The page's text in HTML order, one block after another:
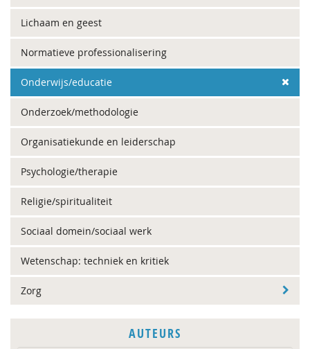
Lichaam en geest
Normatieve professionalisering
Onderwijs/educatie
Onderzoek/methodologie
Organisatiekunde en leiderschap
Psychologie/therapie
Religie/spiritualiteit
Sociaal domein/sociaal werk
Wetenschap: techniek en kritiek
Zorg
AUTEURS